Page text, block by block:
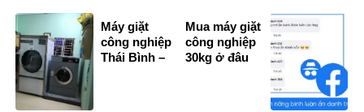
chính hãng
công nghiệp
hiệu quả cao
lớn
Máy giặt
công nghiệp
Thái Bình –
Mua máy giặt
công nghiệp
30kg ở đâu